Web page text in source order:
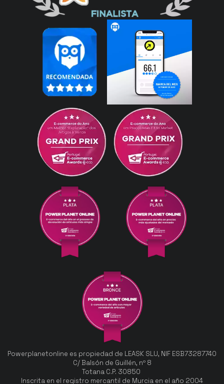
Buena relación calidad-precio
Powerplanetonline es propiedad de LEASK SLU, NIF ESB73287740
C/ Balsón de Guillén, nº 8
Totana C.P. 30850
Inscrita en el registro mercantil de Murcia en el año 2004